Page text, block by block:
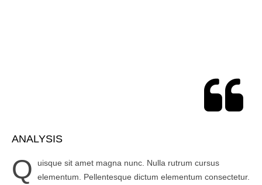
ANALYSIS
Q
uisque sit amet magna nunc. Nulla rutrum cursus
elementum. Pellentesque dictum elementum consectetur.